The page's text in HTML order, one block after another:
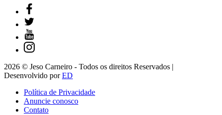
2026 © Jeso Carneiro - Todos os direitos Reservados |
Desenvolvido porED
Política de Privacidade
Anuncie conosco
Contato